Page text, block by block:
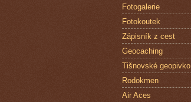
Fotogalerie
Fotokoutek
Zápisník z cest
Geocaching
Tišnovské geopivko
Rodokmen
Air Aces